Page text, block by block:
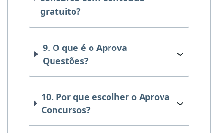
gratuito?
9. O que é o Aprova
Questões?
10. Por que escolher o Aprova
Concursos?